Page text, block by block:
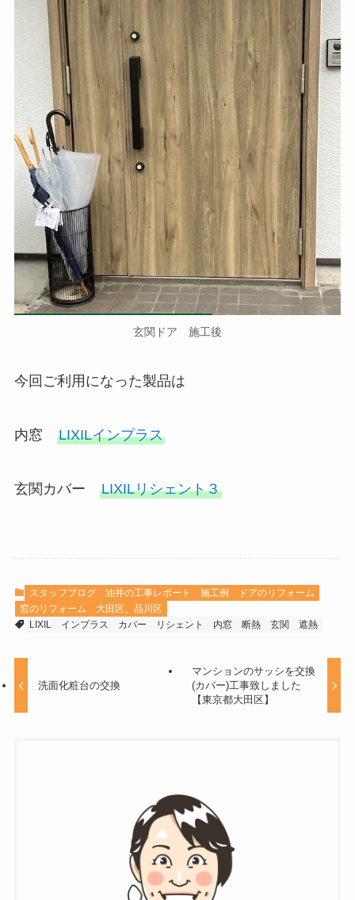
玄関ドア 施工後
今回ご利用になった製品は
内窓 LIXILインプラス
玄関カバー LIXILリシェント３
スタッフブログ 油井の工事レポート 施工例
ドアのリフォーム
窓のリフォーム
大田区、品川区
LIXIL
インプラス カバー リシェント 内窓 断熱 玄関 遮熱
洗面化粧台の交換
マンションのサッシを交換
(カバー)工事致しました
【東京都大田区】